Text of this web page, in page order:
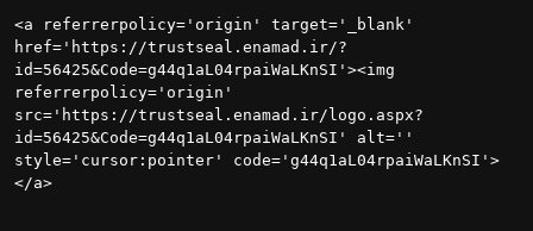
<a referrerpolicy='origin' target='_blank'
href='https://trustseal.enamad.ir/?
id=56425&Code=g44q1aL04rpaiWaLKnSI'><img
referrerpolicy='origin'
src='https://trustseal.enamad.ir/logo.aspx?
id=56425&Code=g44q1aL04rpaiWaLKnSI' alt=''
style='cursor:pointer' code='g44q1aL04rpaiWaLKnSI'>
</a>